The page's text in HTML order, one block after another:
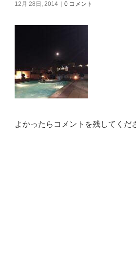
12月 28日, 2014 0 コメント
よかったらコメントを残してくだ